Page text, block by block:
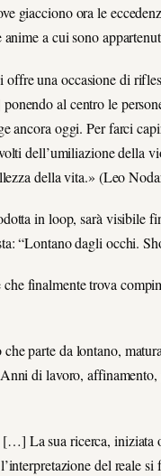
giacciono ora le
anime a cui sono
una occasione di
al centro le
ancora oggi. Per farci
dell’umiliazione della
della vita.» (Leo
in loop, sarà visibile
“Lontano dagli occhi.
finalmente trova
parte da lontano,
di lavoro,
La sua ricerca, iniziata
del reale